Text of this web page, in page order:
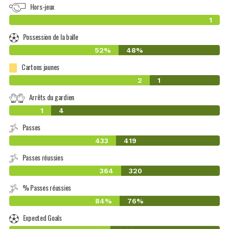
Hors-jeux
1
Possession de la balle
52% 48%
Cartons jaunes
2 1
Arrêts du gardien
1 4
Passes
433 419
Passes réussies
364 320
% Passes réussies
84% 76%
Expected Goals